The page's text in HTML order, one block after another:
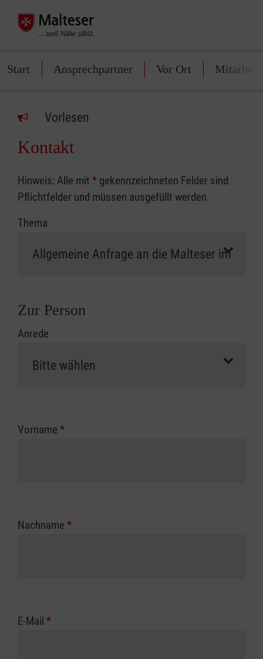
Start Ansprechpartner Vor Ort
Vorlesen
Kontakt
Hinweis: Alle mit * gekennzeichneten Felder sind
Pflichtfelder und müssen ausgefüllt werden.
Thema
Zur Person
Anrede
Vorname *
Nachname *
E-Mail *